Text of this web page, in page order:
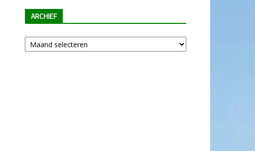
ARCHIEF
Archief